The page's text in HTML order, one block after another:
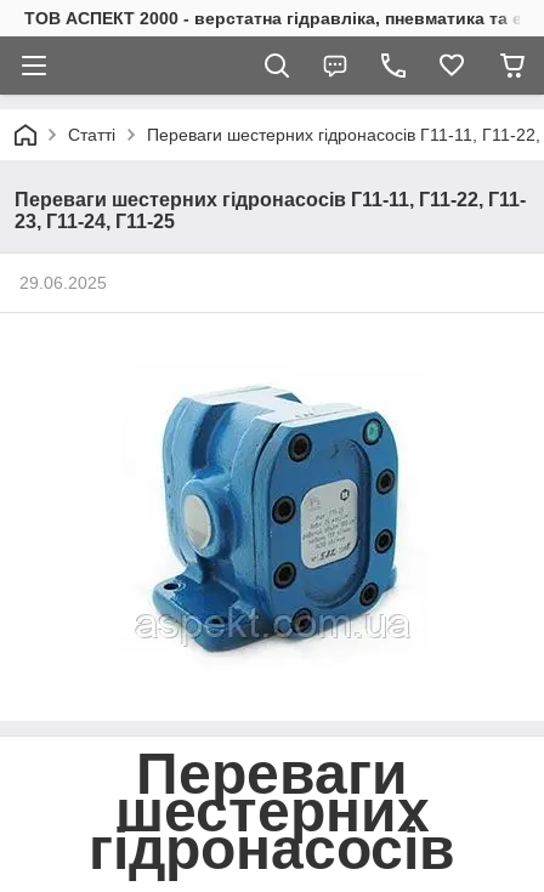
ТОВ АСПЕКТ 2000 - верстатна гідравліка, пневматика та
Статті Переваги шестерних гідронасосів Г11-11, Г11-
Переваги шестерних гідронасосів Г11-11, Г11-22, Г11-
23, Г11-24, Г11-25
29.06.2025
Переваги
шестерних
гідронасосів